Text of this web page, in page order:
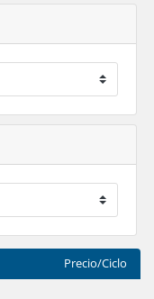
Precio/Ciclo